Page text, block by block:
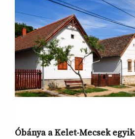
Óbánya a Kelet-Mecsek egyik